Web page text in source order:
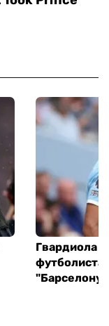
Гвардиола
футболиста